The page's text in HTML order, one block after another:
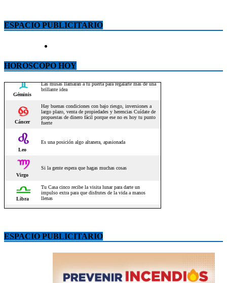
ESPACIO PUBLICITARIO
HOROSCOPO HOY
ESPACIO PUBLICITARIO